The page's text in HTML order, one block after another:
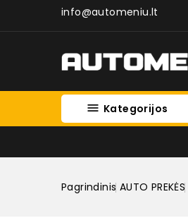
info@automeniu.lt
 Kategorijos
Pagrindinis AUTO PREKĖS